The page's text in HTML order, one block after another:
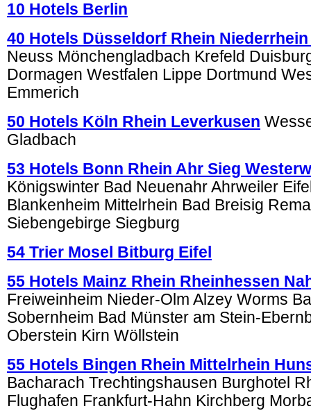
10 Hotels Berlin
40 Hotels Düsseldorf Rhein
Neuss Mönchengladbach Krefeld
Dormagen Westfalen Lippe Dortmund
Emmerich
50 Hotels Köln Rhein Leverkusen
Gladbach
53 Hotels Bonn Rhein Ahr Sieg
Königswinter Bad Neuenahr Ahrweiler
Blankenheim Mittelrhein Bad Breisig
Siebengebirge Siegburg
54 Trier Mosel Bitburg Eifel
55 Hotels Mainz Rhein Rheinhessen
Freiweinheim Nieder-Olm Alzey Worms
Sobernheim Bad Münster am Stein-
Oberstein Kirn Wöllstein
55 Hotels Bingen Rhein Mittelrhein
Bacharach Trechtingshausen Burghotel
Flughafen Frankfurt-Hahn Kirchberg